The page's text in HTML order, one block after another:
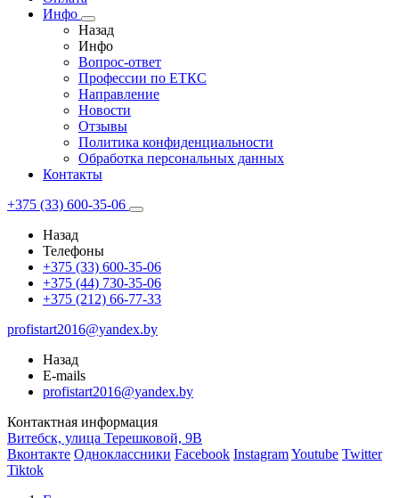
Инфо
Назад
Инфо
Вопрос-ответ
Профессии по ЕТКС
Направление
Новости
Отзывы
Политика конфиденциальности
Обработка персональных данных
Контакты
+375 (33) 600-35-06
Назад
Телефоны
+375 (33) 600-35-06
+375 (44) 730-35-06
+375 (212) 66-77-33
profistart2016@yandex.by
Назад
E-mails
profistart2016@yandex.by
Контактная информация
Витебск, улица Терешковой, 9В
Вконтакте Одноклассники Facebook InstagramYoutube Twitter
Tiktok